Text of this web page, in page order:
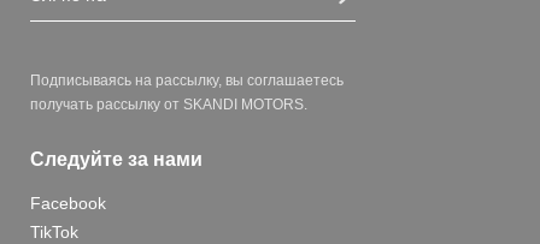
Подписываясь на рассылку, вы соглашаетесь
получать рассылку от SKANDI MOTORS.
Следуйте за нами
Facebook
TikTok